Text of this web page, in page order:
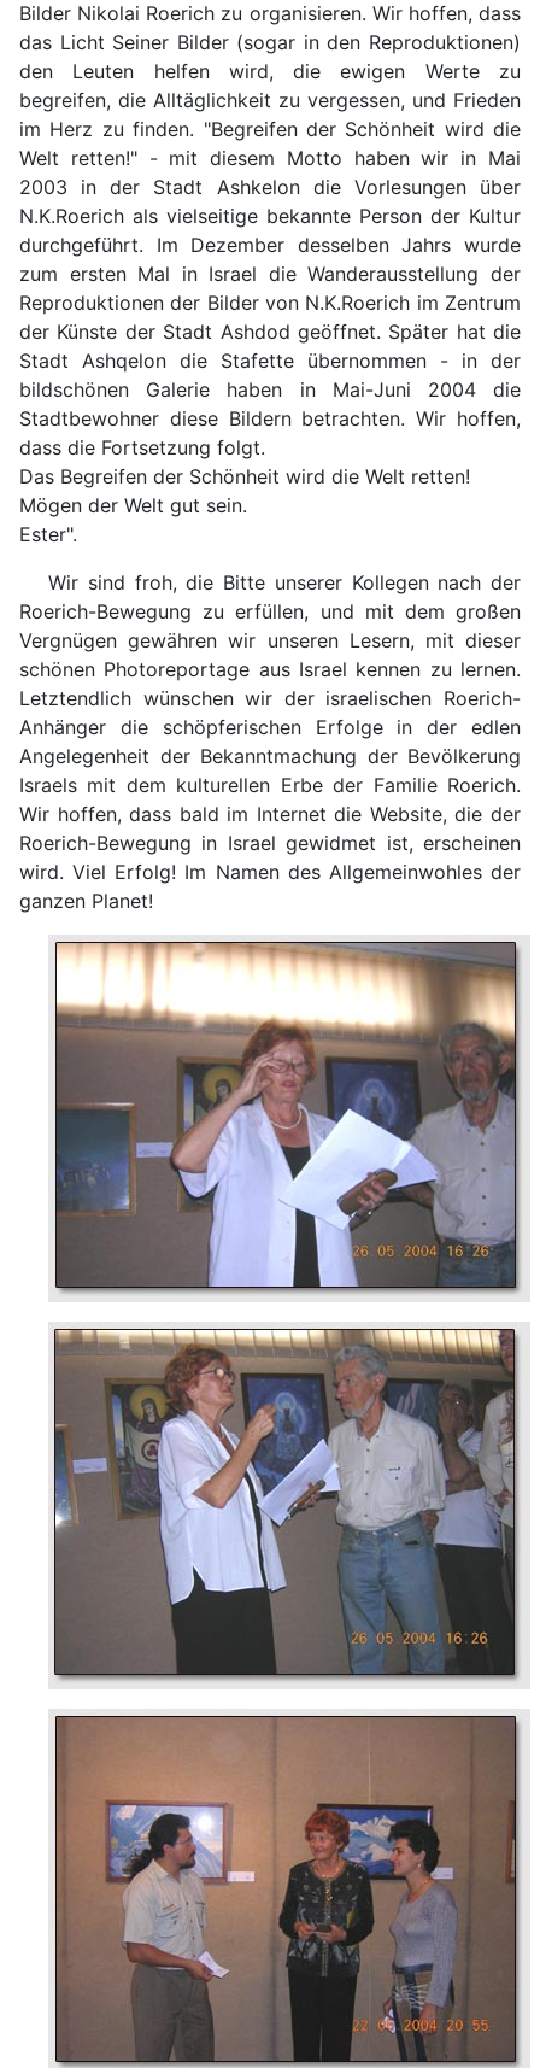
Bilder Nikolai Roerich zu organisieren. Wir hoffen, dass
das Licht Seiner Bilder (sogar in den Reproduktionen)
den Leuten helfen wird, die ewigen Werte zu
begreifen, die Alltäglichkeit zu vergessen, und Frieden
im Herz zu finden. "Begreifen der Schönheit wird die
Welt retten!" - mit diesem Motto haben wir in Mai
2003 in der Stadt Ashkelon die Vorlesungen über
N.K.Roerich als vielseitige bekannte Person der Kultur
durchgeführt. Im Dezember desselben Jahrs wurde
zum ersten Mal in Israel die Wanderausstellung der
Reproduktionen der Bilder von N.K.Roerich im Zentrum
der Künste der Stadt Ashdod geöffnet. Später hat die
Stadt Ashqelon die Stafette übernommen - in der
bildschönen Galerie haben in Mai-Juni 2004 die
Stadtbewohner diese Bildern betrachten. Wir hoffen,
dass die Fortsetzung folgt.
Das Begreifen der Schönheit wird die Welt retten!
Mögen der Welt gut sein.
Ester".
Wir sind froh, die Bitte unserer Kollegen nach der
Roerich-Bewegung zu erfüllen, und mit dem großen
Vergnügen gewähren wir unseren Lesern, mit dieser
schönen Photoreportage aus Israel kennen zu lernen.
Letztendlich wünschen wir der israelischen Roerich-
Anhänger die schöpferischen Erfolge in der edlen
Angelegenheit der Bekanntmachung der Bevölkerung
Israels mit dem kulturellen Erbe der Familie Roerich.
Wir hoffen, dass bald im Internet die Website, die der
Roerich-Bewegung in Israel gewidmet ist, erscheinen
wird. Viel Erfolg! Im Namen des Allgemeinwohles der
ganzen Planet!